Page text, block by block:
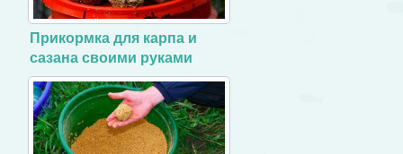
Прикормка для карпа и
сазана своими руками